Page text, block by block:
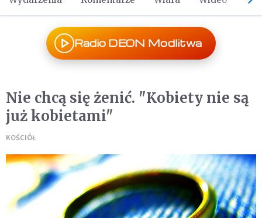
Radio DEON Modlitwa
Nie chcą się żenić. "Kobiety nie są
już kobietami"
KOŚCIÓŁ